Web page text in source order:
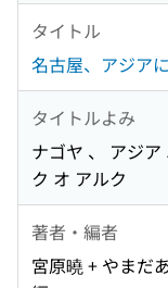
タイトル
名古屋、アジア
タイトルよみ
ナゴヤ 、 アジ
ク オ アルク
著者・編者
宮原曉 + やまだ